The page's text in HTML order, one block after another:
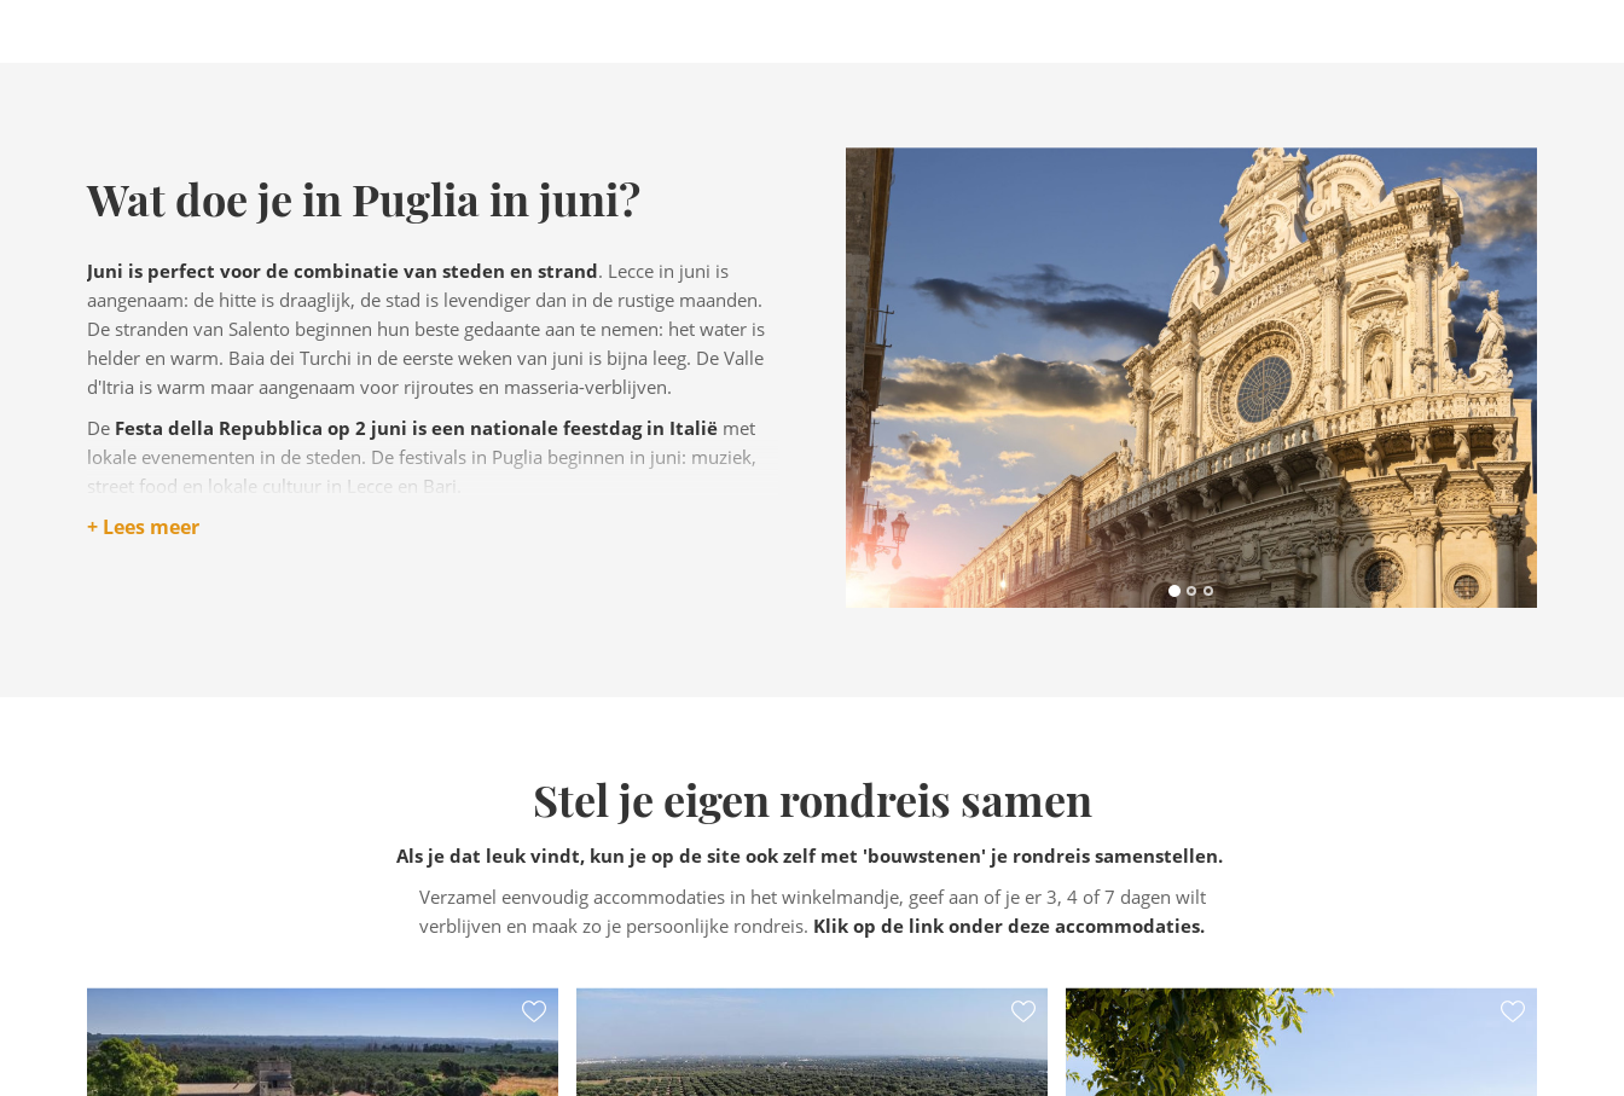
Wat doe je in Puglia in juni?
Juni is perfect voor de combinatie van steden en strand . Lecce in juni is
aangenaam: de hitte is draaglijk, de stad is levendiger dan in de rustige maanden.
De stranden van Salento beginnen hun beste gedaante aan te nemen: het water is
helder en warm. Baia dei Turchi in de eerste weken van juni is bijna leeg. De Valle
d'Itria is warm maar aangenaam voor rijroutes en masseria-verblijven.
De Festa della Repubblica op 2 juni is een nationale feestdag in Italië met
lokale evenementen in de steden. De festivals in Puglia beginnen in juni: muziek,
street food en lokale cultuur in Lecce en Bari.
+ Lees meer
Stel je eigen rondreis samen
Als je dat leuk vindt, kun je op de site ook zelf met 'bouwstenen' je rondreis samenstellen.
Verzamel eenvoudig accommodaties in het winkelmandje, geef aan of je er 3, 4 of 7 dagen wilt
verblijven en maak zo je persoonlijke rondreis. Klik op de link onder deze accommodaties.